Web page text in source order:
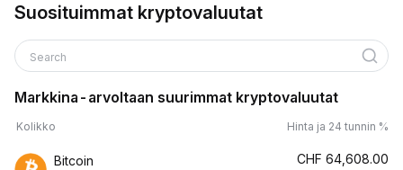
Suosituimmat kryptovaluutat
Search
Markkina-arvoltaan suurimmat kryptovaluutat
Kolikko Hinta ja 24 tunnin %
Bitcoin CHF 64,608.00